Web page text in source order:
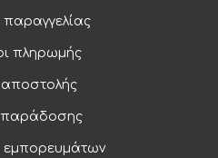
πληρωμής
παράδοσης